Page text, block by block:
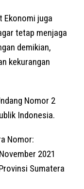
Ekonomi juga
tetap menjaga
demikian,
kekurangan
Nomor 2
Indonesia.
Nomor:
2021
Sumatera